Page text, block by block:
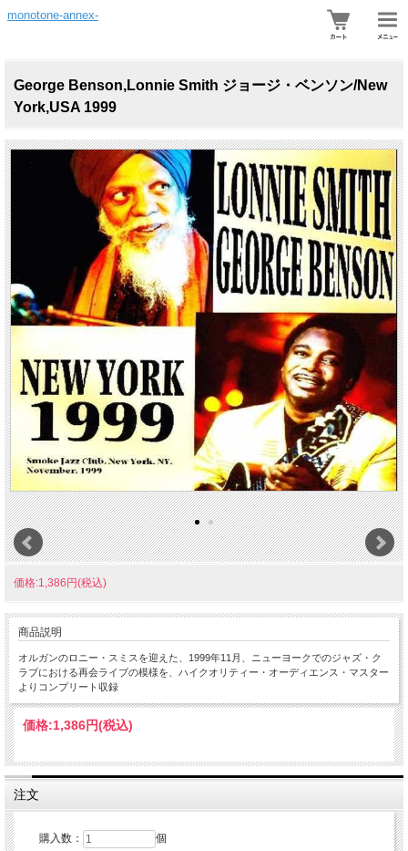
monotone-annex-
George Benson,Lonnie Smith ジョージ・ベンソン/New
York,USA 1999
価格:1,386円(税込)
商品説明
オルガンのロニー・スミスを迎えた、1999年11月、ニューヨークでのジャズ・ク
ラブにおける再会ライブの模様を、ハイクオリティー・オーディエンス・マスター
よりコンプリート収録
価格:1,386円(税込)
注文
購入数： 個